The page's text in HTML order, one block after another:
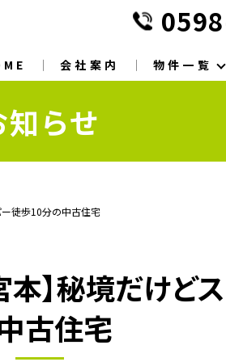
会社案内 物件一覧
知らせ
徒歩10分の中古住宅
本】秘境だけ
古住宅